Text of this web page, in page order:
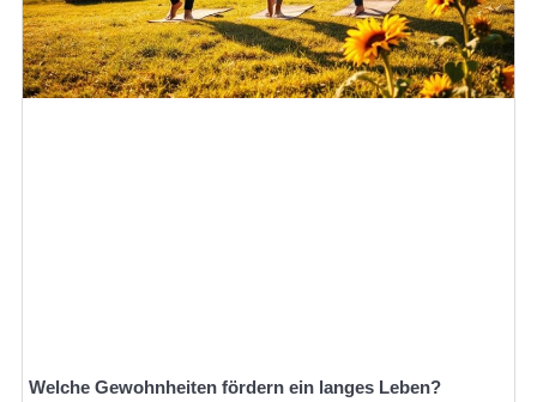
Welche Gewohnheiten fördern ein langes Leben?